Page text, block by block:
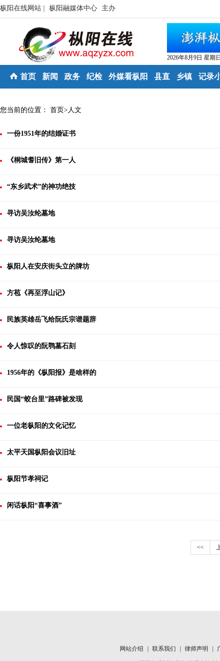
枞阳在线网站 | 枞阳融媒体中心 主办
2026年8月9日 星期
首页 新闻 政务 纪检 外媒看枞阳 县直 乡镇 记录
您当前的位置： 首页>人文
一份1951年的结婚证书
《桐城耆旧传》第一人
“东乡武术”的神功绝技
寻访吴汝纶墓地
寻访吴汝纶墓地
枞阳人在安庆街头立的牌坊
方苞《再至浮山记》
民族英雄岳飞给阮氏宗谱题辞
令人惊叹的阮鹗墓石刻
1956年的《枞阳报》是啥样的
民国“蛟台里”路碑被发现
一位老枞阳的文化记忆
太平天国枞阳会议旧址
枞阳节孝祠记
闲话枞阳“喜事酒”
<<
网站介绍 联系我们 律师声明